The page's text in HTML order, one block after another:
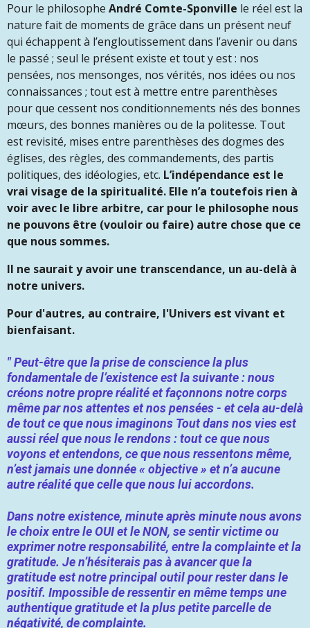
Pour le philosophe André Comte-Sponville le réel est la
nature fait de moments de grâce dans un présent neuf
qui échappent à l’engloutissement dans l’avenir ou dans
le passé ; seul le présent existe et tout y est : nos
pensées, nos mensonges, nos vérités, nos idées ou nos
connaissances ; tout est à mettre entre parenthèses
pour que cessent nos conditionnements nés des bonnes
mœurs, des bonnes manières ou de la politesse. Tout
est revisité, mises entre parenthèses des dogmes des
églises, des règles, des commandements, des partis
politiques, des idéologies, etc. L’indépendance est le
vrai visage de la spiritualité. Elle n’a toutefois rien à
voir avec le libre arbitre, car pour le philosophe nous
ne pouvons être (vouloir ou faire) autre chose que ce
que nous sommes.
Il ne saurait y avoir une transcendance, un au-delà à
notre univers.
Pour d'autres, au contraire, l'Univers est vivant et
bienfaisant.
" Peut-être que la prise de conscience la plus
fondamentale de l’existence est la suivante : nous
créons notre propre réalité et façonnons notre corps
même par nos attentes et nos pensées - et cela au-delà
de tout ce que nous imaginons Tout dans nos vies est
aussi réel que nous le rendons : tout ce que nous
voyons et entendons, ce que nous ressentons même,
n’est jamais une donnée « objective » et n’a aucune
autre réalité que celle que nous lui accordons.
Dans notre existence, minute après minute nous avons
le choix entre le OUI et le NON, se sentir victime ou
exprimer notre responsabilité, entre la complainte et la
gratitude. Je n’hésiterais pas à avancer que la
gratitude est notre principal outil pour rester dans le
positif. Impossible de ressentir en même temps une
authentique gratitude et la plus petite parcelle de
négativité, de complainte.